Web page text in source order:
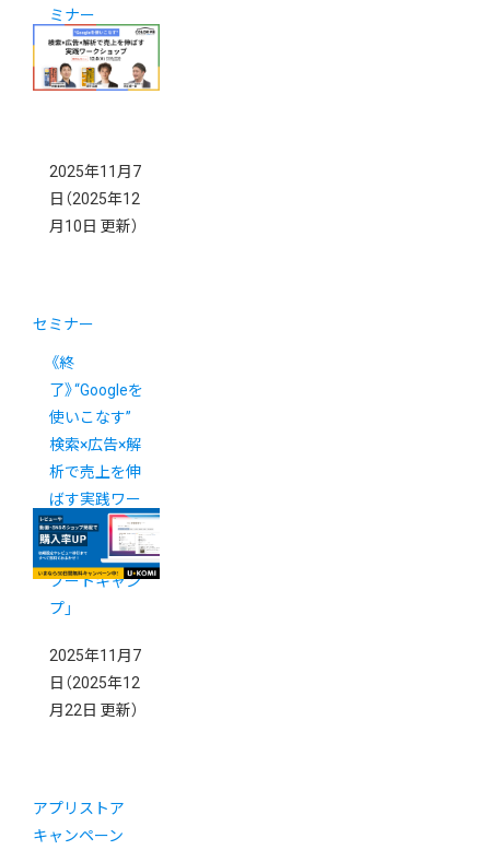
ミナー
2025年11月7
日 （2025年12
月10日 更新）
セミナー
《終
了》“Googleを
使いこなす”
検索×広告×解
析で売上を伸
ばす実践ワー
クショップ
「カラーミー
ブートキャン
プ」
2025年11月7
日 （2025年12
月22日 更新）
アプリストア
キャンペーン